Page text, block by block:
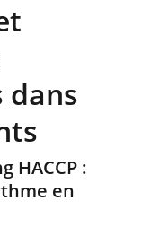
dans
HACCP :
en